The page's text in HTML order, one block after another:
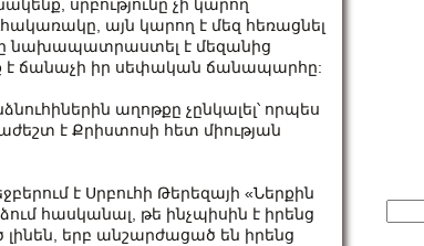
սրբությունը չի կարող
այն կարող է մեզ հեռացնել
նախապատրաստել է մեզանից
է ճանաչի իր սեփական ճանապարհը:
աղոթքը չընկալել՝ որպես
է Քրիստոսի հետ միության
է Սրբուհի Թերեզայի «Ներքին
հասկանալ, թե ինչպիսին է իրենց
երբ անշարժացած են իրենց
for: